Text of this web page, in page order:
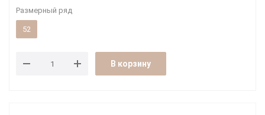
Размерный ряд
52
В корзину